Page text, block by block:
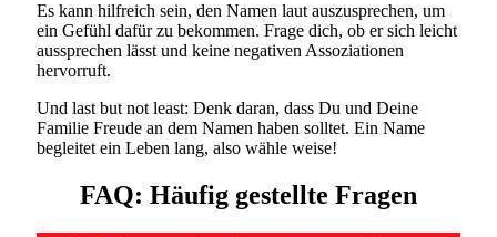
Es kann hilfreich sein, den Namen laut auszusprechen, um
ein Gefühl dafür zu bekommen. Frage dich, ob er sich leicht
aussprechen lässt und keine negativen Assoziationen
hervorruft.
Und last but not least: Denk daran, dass Du und Deine
Familie Freude an dem Namen haben solltet. Ein Name
begleitet ein Leben lang, also wähle weise!
FAQ: Häufig gestellte Fragen